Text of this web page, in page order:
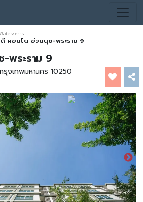
ชื่อโครงการ
ดี คอนโด อ่อนนุช-พระราม 9
พระราม 9
กรุงเทพมหานคร 10250
ประกอบการโฆษณาเท่านั้น
ประกอบการโฆษณาเท่านั้น
ประกอบการโฆษณาเท่านั้น
ประกอบการโฆษณาเท่านั้น
ประกอบการโฆษณาเท่านั้น
ประกอบการโฆษณาเท่านั้น
ประกอบการโฆษณาเท่านั้น
ประกอบการโฆษณาเท่านั้น
ประกอบการโฆษณาเท่านั้น
ประกอบการโฆษณาเท่านั้น
ประกอบการโฆษณาเท่านั้น
ประกอบการโฆษณาเท่านั้น
ประกอบการโฆษณาเท่านั้น
ประกอบการโฆษณาเท่านั้น
ประกอบการโฆษณาเท่านั้น
ประกอบการโฆษณาเท่านั้น
ประกอบการโฆษณาเท่านั้น
ประกอบการโฆษณาเท่านั้น
ประกอบการโฆษณาเท่านั้น
ประกอบการโฆษณาเท่านั้น
ประกอบการโฆษณาเท่านั้น
ประกอบการโฆษณาเท่านั้น